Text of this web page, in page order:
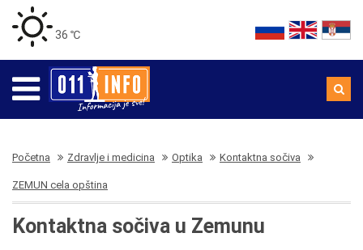
36 ℃
Početna Zdravlje i medicina Optika Kontaktna sočiva
ZEMUN cela opština
Kontaktna sočiva u Zemunu